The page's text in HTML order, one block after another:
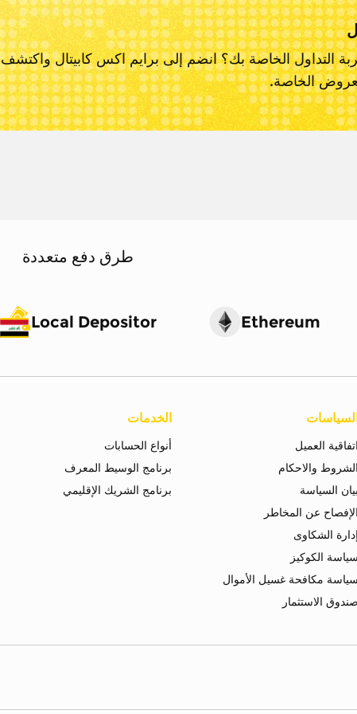
التداول الخاصة بك؟ انضم إلى برايم اكس كابيتال واكتشف
الخاصة.
طرق دفع متعددة
Local Depositor Ethereum
اتفاقية العميل
الشروط والاحكام
بيان السياسة
الإفصاح عن المخاطر
إدارة الشكاوى
سياسة الكوكيز
سياسة مكافحة غسيل الأموال
صندوق الاستثمار
الخدمات
أنواع الحسابات
برنامج الوسيط المعرف
برنامج الشريك الإقليمي